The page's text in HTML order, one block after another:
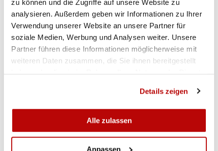
zu können und die Zugriffe auf unsere Website zu
analysieren. Außerdem geben wir Informationen zu Ihrer
Verwendung unserer Website an unsere Partner für
soziale Medien, Werbung und Analysen weiter. Unsere
Partner führen diese Informationen möglicherweise mit
weiteren Daten zusammen, die Sie ihnen bereitgestellt
Details zeigen
Alle zulassen
Anpassen
ZUR GALERIE